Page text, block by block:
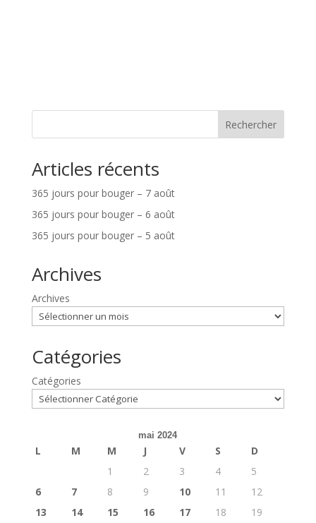
Rechercher
Articles récents
365 jours pour bouger – 7 août
365 jours pour bouger – 6 août
365 jours pour bouger – 5 août
Archives
Archives
Catégories
Catégories
mai 2024
L M M J V S
D
1
2 3 4
5
6
7 8 9 10 11
12
13
14 15 16 17 18 19